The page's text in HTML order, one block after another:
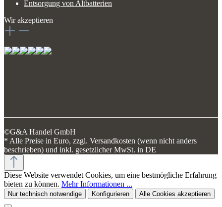
Entsorgung von Altbatterien
Wir akzeptieren
©G&A Handel GmbH
* Alle Preise in Euro, zzgl. Versandkosten (wenn nicht anders
beschrieben) und inkl. gesetzlicher MwSt. in DE
Diese Website verwendet Cookies, um eine bestmögliche Erfahrung
bieten zu können. Mehr Informationen ...
Nur technisch notwendige Konfigurieren Alle Cookies akzeptieren